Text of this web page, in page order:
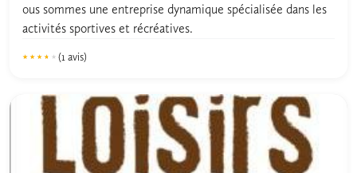
ous sommes une entreprise dynamique spécialisée dans les
activités sportives et récréatives.
★★★★★
★★★★★ (1 avis)